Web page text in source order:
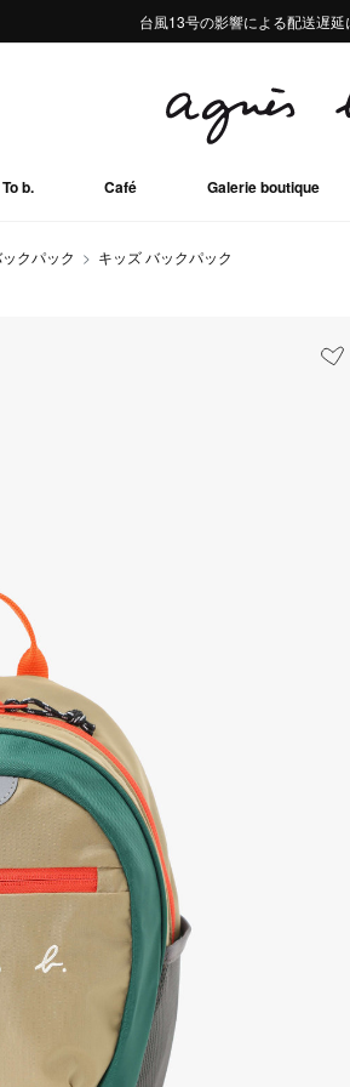
熊本地域地震の影響による配送遅
Summer Sale
台風13号の影響による配送遅延
熊本地域地震の影響による配送遅
Summer Sale
To b. Café Galerie boutique
クパック キッズ バックパック